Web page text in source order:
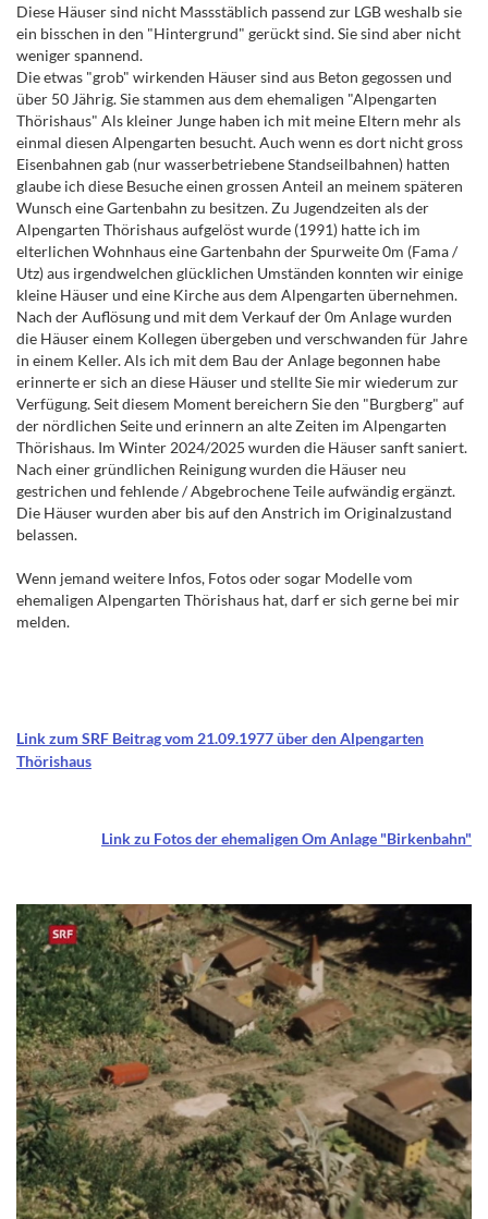
Diese Häuser sind nicht Massstäblich passend zur LGB weshalb sie
ein bisschen in den "Hintergrund" gerückt sind. Sie sind aber nicht
weniger spannend.
Die etwas "grob" wirkenden Häuser sind aus Beton gegossen und
über 50 Jährig. Sie stammen aus dem ehemaligen "Alpengarten
Thörishaus" Als kleiner Junge haben ich mit meine Eltern mehr als
einmal diesen Alpengarten besucht. Auch wenn es dort nicht gross
Eisenbahnen gab (nur wasserbetriebene Standseilbahnen) hatten
glaube ich diese Besuche einen grossen Anteil an meinem späteren
Wunsch eine Gartenbahn zu besitzen. Zu Jugendzeiten als der
Alpengarten Thörishaus aufgelöst wurde (1991) hatte ich im
elterlichen Wohnhaus eine Gartenbahn der Spurweite 0m (Fama /
Utz) aus irgendwelchen glücklichen Umständen konnten wir einige
kleine Häuser und eine Kirche aus dem Alpengarten übernehmen.
Nach der Auflösung und mit dem Verkauf der 0m Anlage wurden
die Häuser einem Kollegen übergeben und verschwanden für Jahre
in einem Keller. Als ich mit dem Bau der Anlage begonnen habe
erinnerte er sich an diese Häuser und stellte Sie mir wiederum zur
Verfügung. Seit diesem Moment bereichern Sie den "Burgberg" auf
der nördlichen Seite und erinnern an alte Zeiten im Alpengarten
Thörishaus. Im Winter 2024/2025 wurden die Häuser sanft saniert.
Nach einer gründlichen Reinigung wurden die Häuser neu
gestrichen und fehlende / Abgebrochene Teile aufwändig ergänzt.
Die Häuser wurden aber bis auf den Anstrich im Originalzustand
belassen.
Wenn jemand weitere Infos, Fotos oder sogar Modelle vom
ehemaligen Alpengarten Thörishaus hat, darf er sich gerne bei mir
melden.
Link zum SRF Beitrag vom 21.09.1977 über den Alpengarten
Thörishaus
Link zu Fotos der ehemaligen Om Anlage "Birkenbahn"